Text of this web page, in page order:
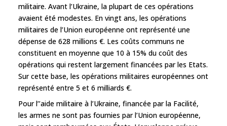
militaire. Avant l’Ukraine, la plupart de ces opérations
avaient été modestes. En vingt ans, les opérations
militaires de l’Union européenne ont représenté une
dépense de 628 millions €. Les coûts communs ne
constituent en moyenne que 10 à 15% du coût des
opérations qui restent largement financées par les Etats.
Sur cette base, les opérations militaires européennes ont
représenté entre 5 et 6 milliards €.
Pour l’’aide militaire à l’Ukraine, financée par la Facilité,
les armes ne sont pas fournies par l’Union européenne,